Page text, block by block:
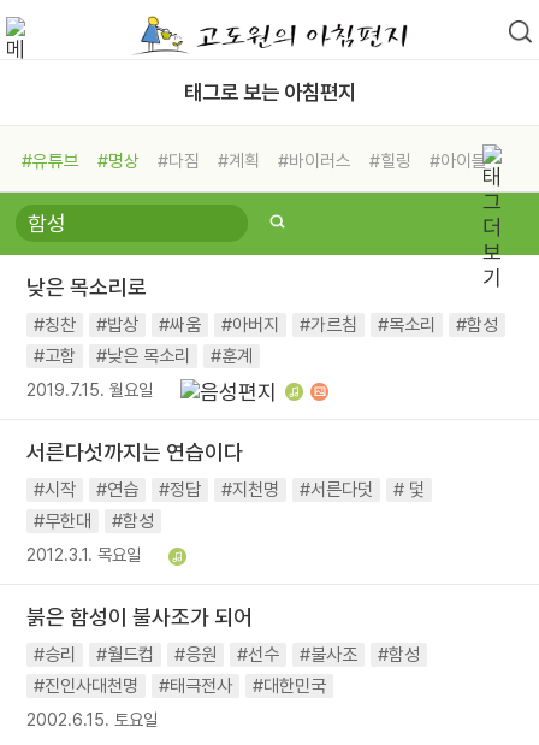
태그로 보는 아침편지
#유튜브 #명상 #다짐 #계획 #바이러스 #힐링
#아이들
#비전캠프
#독서캠프 #삶
#희망
#나눔 #친구 #링컨학교
#독서
#건강 #면역력
낮은 목소리로
#칭찬 #밥상 #싸움 #아버지 #가르침 #목소리
#함성
#고함
#낮은 목소리 #훈계
2019.7.15. 월요일
서른다섯까지는 연습이다
#시작 #연습 #정답 #지천명 #서른다덧
# 덫
#무한대
#함성
2012.3.1. 목요일
붉은 함성이 불사조가 되어
#승리 #월드컵 #응원 #선수 #불사조
#함성
#진인사대천명
#태극전사 #대한민국
2002.6.15. 토요일